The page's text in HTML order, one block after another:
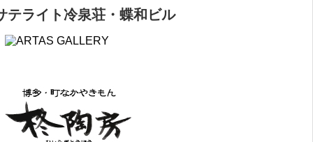
テライト冷泉荘・蝶和ビル